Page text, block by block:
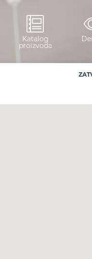
Katalog
proizvoda